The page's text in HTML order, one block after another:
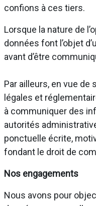
confions à ces tiers.
Lorsque la nature de
données font l’objet
avant d’être
Par ailleurs, en vue de
légales et
à communiquer des
autorités
ponctuelle écrite,
fondant le droit de
Nos engagements
Nous avons pour